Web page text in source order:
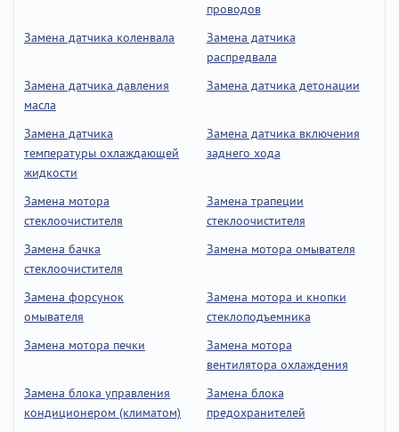
проводов
Замена датчика коленвала
Замена датчика
распредвала
Замена датчика давления
масла
Замена датчика детонации
Замена датчика
температуры охлаждающей
жидкости
Замена датчика включения
заднего хода
Замена мотора
стеклоочистителя
Замена трапеции
стеклоочистителя
Замена бачка
стеклоочистителя
Замена мотора омывателя
Замена форсунок
омывателя
Замена мотора и кнопки
стеклоподъемника
Замена мотора печки
Замена мотора
вентилятора охлаждения
Замена блока управления
кондиционером (климатом)
Замена блока
предохранителей